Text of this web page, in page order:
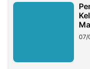
07/